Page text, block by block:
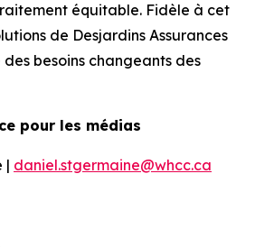
équitable. Fidèle à cet
de Desjardins Assurances
besoins changeants des
pour les médias
| daniel.stgermaine@whcc.ca